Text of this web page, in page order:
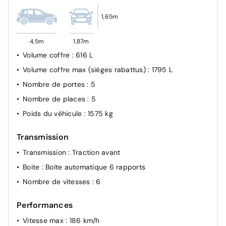
Contrôle de la pression des pneumatiques
Contrôle de trajectoire électronique ESP avec gestion
de stabilité pour remorque
Contrôle de vitesse en descente
Détection de fatigue du conducteur
eCall: appel d'urgence automatique aux services de
secours avec géolocalisation du véhicule
Eclairage additionnel en virage
Frein de parking électrique avec fonction auto-hold
Freinage anti multi-collisions
Freinage d'urgence autonome avec fonction
intersections
piétons et cyclistes
Freinage régénératif intelligent modulable via palettes
4,5m 1,87m
1,65m
Volume coffre : 616 L
Volume coffre max (sièges rabattus) : 1795 L
Nombre de portes: 5
Nombre de places: 5
Poids du véhicule : 1575 kg
Transmission
Transmission: Traction avant
Boite : Boîte automatique 6 rapports
Nombre de vitesses : 6
Performances
Vitesse max : 186 km/h